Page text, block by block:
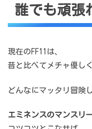
誰でも頑張
現在のFF11は、
昔と比べてメチャ優し
どんなにマッタリ冒険
エミネンスのマンスリ